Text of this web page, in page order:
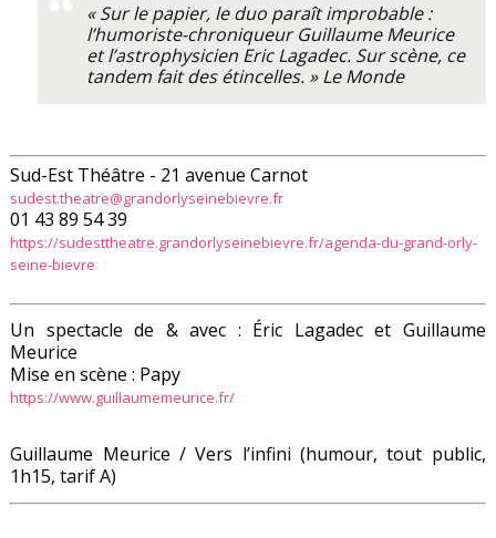
« Sur le papier, le duo paraît improbable :
l’humoriste-chroniqueur Guillaume Meurice
et l’astrophysicien Eric Lagadec. Sur scène, ce
tandem fait des étincelles. »Le Monde
Sud-Est Théâtre - 21 avenue Carnot
sudest.theatre@grandorlyseinebievre.fr
01 43 89 54 39
https://sudesttheatre.grandorlyseinebievre.fr/agenda-du-grand-orly-
seine-bievre
Un spectacle de & avec : Éric Lagadec et Guillaume
Meurice
Mise en scène : Papy
https://www.guillaumemeurice.fr/
Guillaume Meurice / Vers l’infini (humour, tout public,
1h15, tarif A)